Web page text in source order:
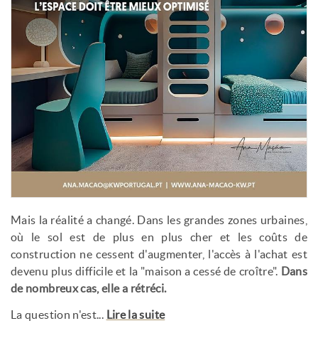
Mais la réalité a changé. Dans les grandes zones urbaines,
où le sol est de plus en plus cher et les coûts de
construction ne cessent d'augmenter, l'accès à l'achat est
devenu plus difficile et la "maison a cessé de croître". Dans
de nombreux cas, elle a rétréci.
La question n'est... Lire la suite